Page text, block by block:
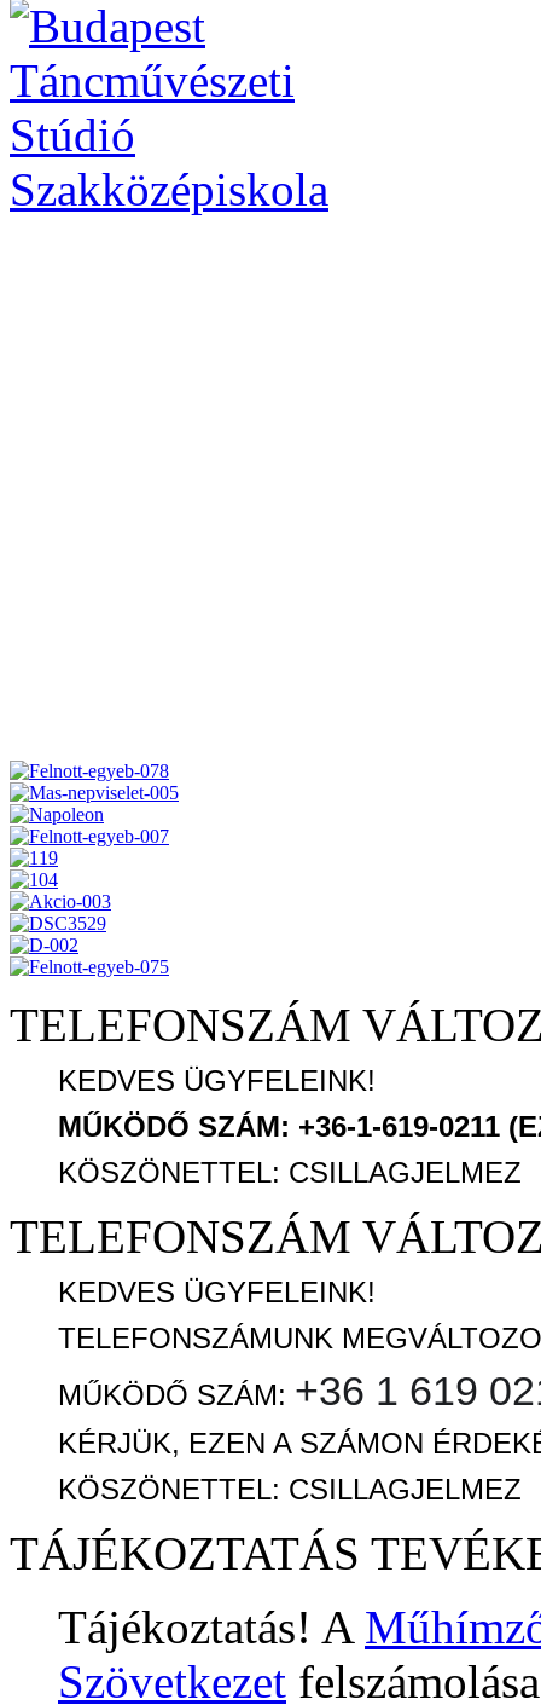
TELEFONSZÁM
KEDVES ÜGYFELEINK!
MŰKÖDŐ SZÁM: +36-1-619-0211
KÖSZÖNETTEL: CSILLAGJELMEZ
TELEFONSZÁM
KEDVES ÜGYFELEINK!
TELEFONSZÁMUNK
MŰKÖDŐ SZÁM: +36 1 619
KÉRJÜK, EZEN A SZÁMON
KÖSZÖNETTEL: CSILLAGJELMEZ
TÁJÉKOZTATÁS
Tájékoztatás! A
Szövetkezet